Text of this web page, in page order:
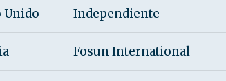
Unido Independiente
Fosun International